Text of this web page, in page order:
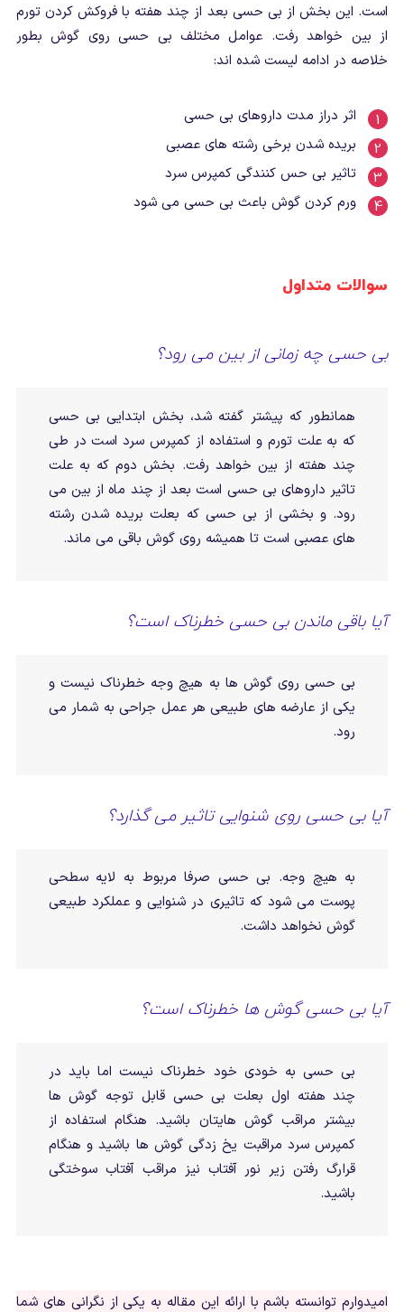
است. این بخش از بی حسی بعد از چند هفته با فروکش کردن تورم
از بین خواهد رفت. عوامل مختلف بی حسی روی گوش بطور
خلاصه در ادامه لیست شده اند:
اثر دراز مدت داروهای بی حسی
بریده شدن برخی رشته های عصبی
تاثیر بی حس کنندگی کمپرس سرد
ورم کردن گوش باعث بی حسی می شود
سوالات متداول
بی حسی چه زمانی از بین می رود؟
همانطور که پیشتر گفته شد، بخش ابتدایی بی حسی
که به علت تورم و استفاده از کمپرس سرد است در طی
چند هفته از بین خواهد رفت. بخش دوم که به علت
تاثیر داروهای بی حسی است بعد از چند ماه از بین می
رود. و بخشی از بی حسی که بعلت بریده شدن رشته
های عصبی است تا همیشه روی گوش باقی می ماند.
آیا باقی ماندن بی حسی خطرناک است؟
بی حسی روی گوش ها به هیچ وجه خطرناک نیست و
یکی از عارضه های طبیعی هر عمل جراحی به شمار می
رود.
آیا بی حسی روی شنوایی تاثیر می گذارد؟
به هیچ وجه. بی حسی صرفا مربوط به لایه سطحی
پوست می شود که تاثیری در شنوایی و عملکرد طبیعی
گوش نخواهد داشت.
آیا بی حسی گوش ها خطرناک است؟
بی حسی به خودی خود خطرناک نیست اما باید در
چند هفته اول بعلت بی حسی قابل توجه گوش ها
بیشتر مراقب گوش هایتان باشید. هنگام استفاده از
کمپرس سرد مراقبت یخ زدگی گوش ها باشید و هنگام
قرارگ رفتن زیر نور آفتاب نیز مراقب آفتاب سوختگی
باشید.
امیدوارم توانسته باشم با ارائه این مقاله به یکی از نگرانی های شما